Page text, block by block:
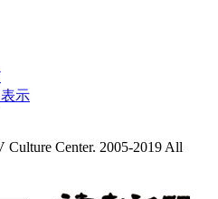
示
Center. 2005-2019 All